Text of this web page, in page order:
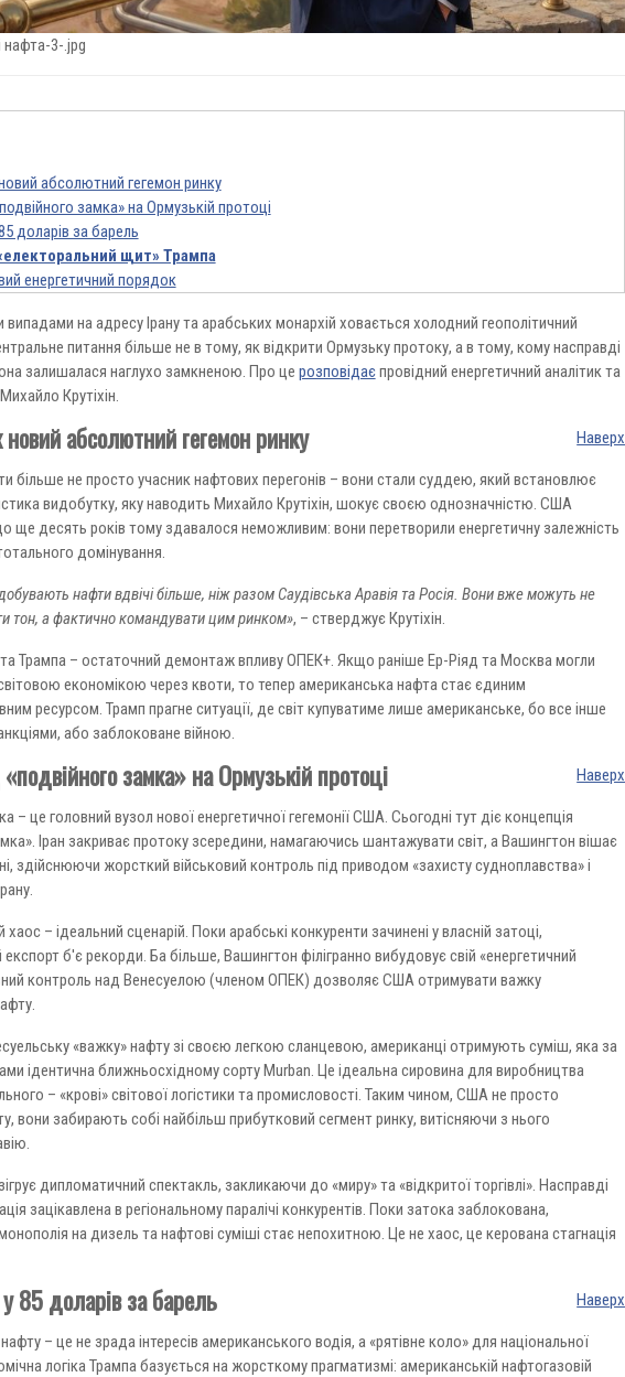
нафта-3-.jpg
абсолютний гегемон ринку
замка» на Ормузькій протоці
доларів за барель
щит» Трампа
енергетичний порядок
випадами на адресу Ірану та арабських монархій ховається холодний геополітичний
питання більше не в тому, як відкрити Ормузьку протоку, а в тому, кому насправді
залишалася наглухо замкненою. Про це розповідаєпровідний енергетичний аналітик та
Крутіхін.
Наверх
абсолютний гегемон ринку
більше не просто учасник нафтових перегонів – вони стали суддею, який встановлює
видобутку, яку наводить Михайло Крутіхін, шокує своєю однозначністю. США
ще десять років тому здавалося неможливим: вони перетворили енергетичну залежність
домінування.
нафти вдвічі більше, ніж разом Саудівська Аравія та Росія. Вони вже можуть не
тон, а фактично командувати цим ринком», – стверджує Крутіхін.
Трампа – остаточний демонтаж впливу ОПЕК+. Якщо раніше Ер-Ріяд та Москва могли
економікою через квоти, то тепер американська нафта стає єдиним
ресурсом. Трамп прагне ситуації, де світ купуватиме лише американське, бо все інше
або заблоковане війною.
Наверх
замка» на Ормузькій протоці
– це головний вузол нової енергетичної гегемонії США. Сьогодні тут діє концепція
Іран закриває протоку зсередини, намагаючись шантажувати світ, а Вашингтон вішає
здійснюючи жорсткий військовий контроль під приводом «захисту судноплавства» і
– ідеальний сценарій. Поки арабські конкуренти зачинені у власній затоці,
б'є рекорди. Ба більше, Вашингтон філігранно вибудовує свій «енергетичний
контроль над Венесуелою (членом ОПЕК) дозволяє США отримувати важку
«важку» нафту зі своєю легкою сланцевою, американці отримують суміш, яка за
ідентична ближньосхідному сортуMurban. Це ідеальна сировина для виробництва
– «крові» світової логістики та промисловості. Таким чином, США не просто
вони забирають собі найбільш прибутковий сегмент ринку, витісняючи з нього
дипломатичний спектакль, закликаючи до «миру» та «відкритої торгівлі». Насправді
зацікавлена в регіональному паралічі конкурентів. Поки затока заблокована,
на дизель та нафтові суміші стає непохитною. Це не хаос, це керована стагнація
Наверх
85 доларів за барель
– це не зрада інтересів американського водія, а «рятівне коло» для національної
логіка Трампа базується на жорсткому прагматизмі: американській нафтогазовій